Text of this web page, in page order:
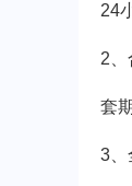
24
2、
套
3、